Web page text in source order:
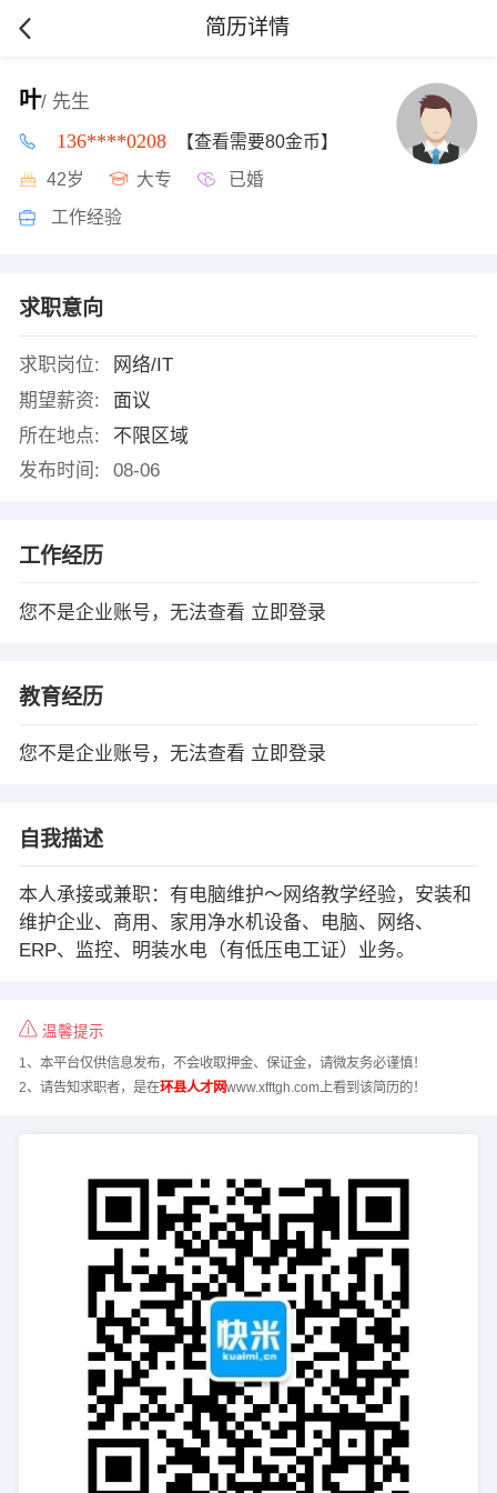
简历详情
叶/ 先生
136****0208 【查看需要80金币】
42岁 大专 已婚
工作经验
求职意向
求职岗位:
网络/IT
期望薪资:
面议
所在地点:
不限区域
发布时间:
08-06
工作经历
您不是企业账号，无法查看 立即登录
教育经历
您不是企业账号，无法查看 立即登录
自我描述
本人承接或兼职：有电脑维护～网络教学经验，安装和
维护企业、商用、家用净水机设备、电脑、网络、
ERP、监控、明装水电（有低压电工证）业务。
温馨提示
1、本平台仅供信息发布，不会收取押金、保证金，请微友务必谨慎！
2、请告知求职者，是在环县人才网www.xfftgh.com上看到该简历的！